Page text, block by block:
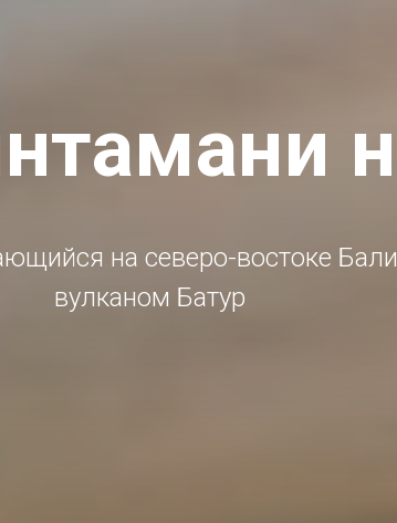
на северо-востоке
вулканом Батур